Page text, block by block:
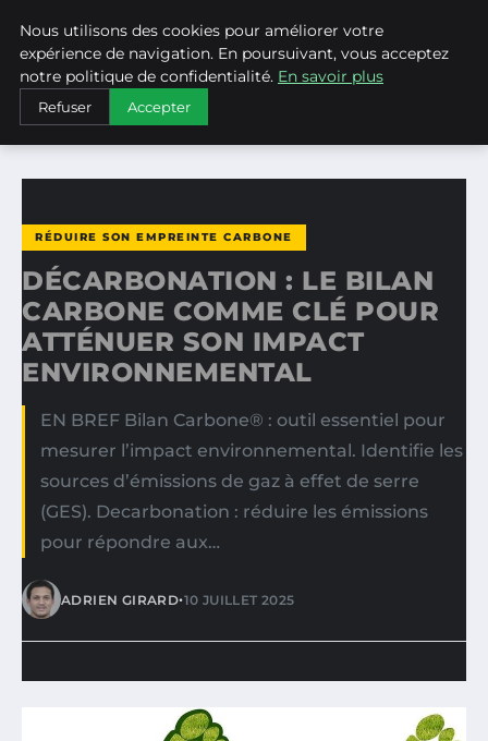
WEARECLIMATECONTROL
ACCUEIL
RÉDUIRE SON EMPREINTE CARBONE
DÉCARBONATION : LE BILAN CARBONE COMME CLÉ POUR…
RÉDUIRE SON EMPREINTE CARBONE
DÉCARBONATION : LE BILAN
CARBONE COMME CLÉ POUR
ATTÉNUER SON IMPACT
ENVIRONNEMENTAL
EN BREF Bilan Carbone® : outil essentiel pour
mesurer l’impact environnemental. Identifie les
sources d’émissions de gaz à effet de serre
(GES). Decarbonation : réduire les émissions
pour répondre aux…
ADRIEN GIRARD•10 JUILLET 2025
Nous utilisons des cookies pour améliorer votre
expérience de navigation. En poursuivant, vous acceptez
notre politique de confidentialité. En savoir plus
Refuser Accepter